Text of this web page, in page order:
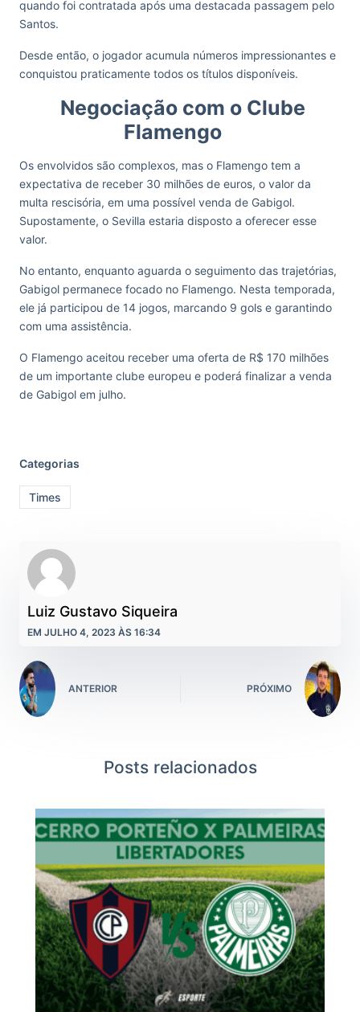
quando foi contratada após uma destacada passagem pelo
Santos.
Desde então, o jogador acumula números impressionantes e
conquistou praticamente todos os títulos disponíveis.
Negociação com o Clube
Flamengo
Os envolvidos são complexos, mas o Flamengo tem a
expectativa de receber 30 milhões de euros, o valor da
multa rescisória, em uma possível venda de Gabigol.
Supostamente, o Sevilla estaria disposto a oferecer esse
valor.
No entanto, enquanto aguarda o seguimento das trajetórias,
Gabigol permanece focado no Flamengo. Nesta temporada,
ele já participou de 14 jogos, marcando 9 gols e garantindo
com uma assistência.
O Flamengo aceitou receber uma oferta de R$ 170 milhões
de um importante clube europeu e poderá finalizar a venda
de Gabigol em julho.
Categorias
Times
Luiz Gustavo Siqueira
EM JULHO 4, 2023 ÀS 16:34
ANTERIOR PRÓXIMO
Posts relacionados